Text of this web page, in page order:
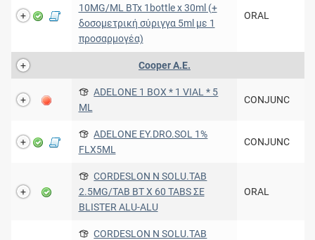
10MG/ML BTx 1bottle x 30ml (+
δοσομετρική σύριγγα 5ml με 1
προσαρμογέα)
ORAL
Cooper Α.Ε.
ADELONE 1 BOX * 1 VIAL * 5
ML
CONJUNC
ADELONE EY.DRO.SOL 1%
FLX5ML
CONJUNC
CORDESLON N SOLU.TAB
2.5MG/TAB BT X 60 TABS ΣΕ
BLISTER ALU-ALU
ORAL
CORDESLON N SOLU.TAB